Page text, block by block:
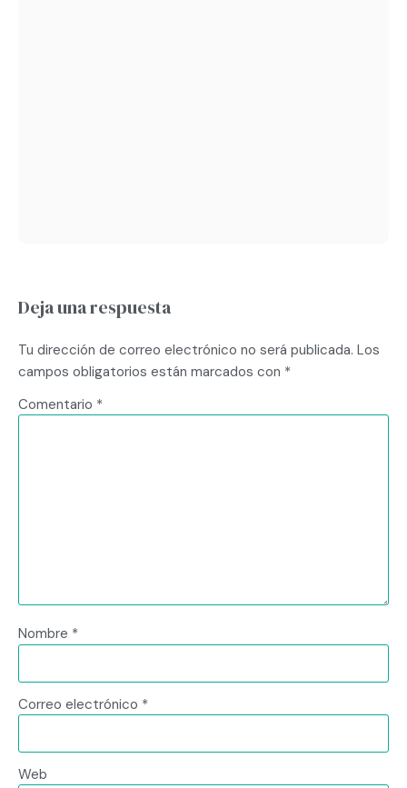
Deja una respuesta
Tu dirección de correo electrónico no será publicada. Los
campos obligatorios están marcados con *
Comentario *
Nombre *
Correo electrónico *
Web